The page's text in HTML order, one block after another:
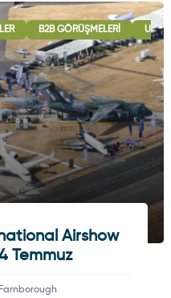
B2B GÖRÜŞMELERI
Airshow
Temmuz
Farnborough